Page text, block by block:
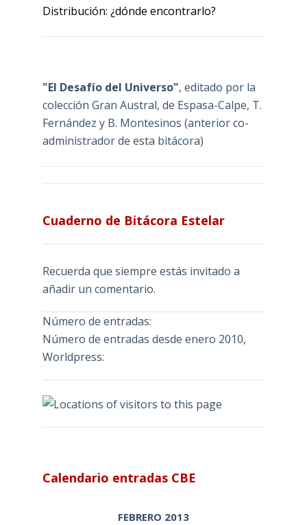
Distribución: ¿dónde encontrarlo?
"El Desafío del Universo", editado por la
colección Gran Austral, de Espasa-Calpe, T.
Fernández y B. Montesinos (anterior co-
administrador de esta bitácora)
Cuaderno de Bitácora Estelar
Recuerda que siempre estás invitado a
añadir un comentario.
Número de entradas:
Número de entradas desde enero 2010,
Worldpress:
Calendario entradas CBE
FEBRERO 2013